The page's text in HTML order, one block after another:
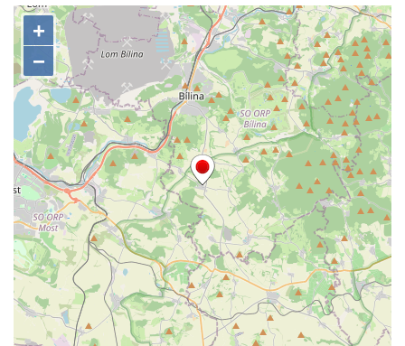
Českých Budějovicích
Socha svatého Václava u pramene v
Semilech
Pamětní deska Tomáše Garrigue Masaryka
na radnici v Českých Budějovicích
Pamětní deska na biskupské rezidenci v
Českých Budějovicích
Pamětní deska Josefa Hloucha na
biskupské rezidenci v Českých
Budějovicích
Socha žáby u rybníčku na Náměstí v
Kamenném Újezdě
Pamětní kámen družebních obcí Kamenný